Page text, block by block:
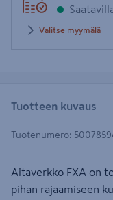
Valitse myymälä
Tuotteen kuvaus
Tuotenumero:
Aitaverkko FXA on
pihan rajaamiseen